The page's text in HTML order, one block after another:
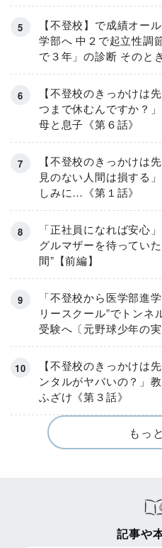
【不登校】で成績オー
学部へ 中２で起立性調
で３年」の診断 そのと
【不登校のきっかけは
つまで休むんですか？
母と息子《第６話》
【不登校のきっかけは
見のない人間は損する
しみに…《第１話》
「正社員になれば安心
グルマザーを待ってい
間”【前編】
「不登校から医学部進
リースクール”でトンネ
受験へ〔元野球少年の実
【不登校のきっかけは
ンタルがヤバいの？」
ふざけ《第３話》
もっ
記事や